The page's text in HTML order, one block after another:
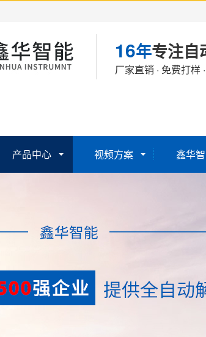
16年专注自
厂家直销 · 免费打样
产品中心 视频方案 鑫华